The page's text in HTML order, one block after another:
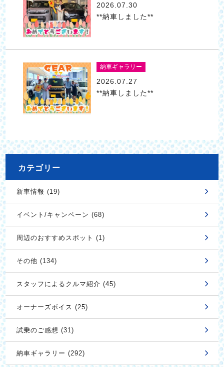
2026.07.30
**納車しました**
納車ギャラリー
2026.07.27
**納車しました**
カテゴリー
新車情報 (19)
イベント/キャンペーン (68)
周辺のおすすめスポット (1)
その他 (134)
スタッフによるクルマ紹介 (45)
オーナーズボイス (25)
試乗のご感想 (31)
納車ギャラリー (292)